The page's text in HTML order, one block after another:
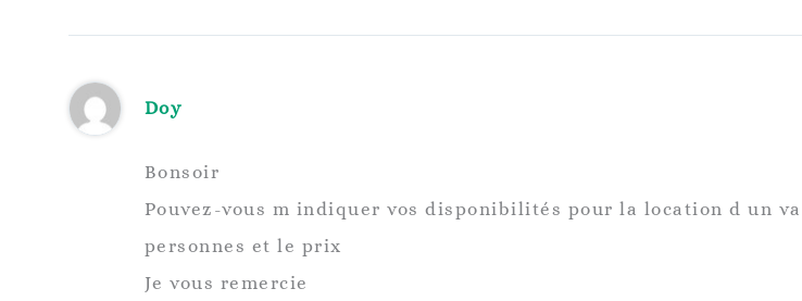
Doy
Bonsoir
Pouvez-vous m indiquer vos disponibilités pour la location d un
personnes et le prix
Je vous remercie